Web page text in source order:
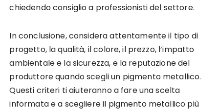
chiedendo consiglio a professionisti del settore.
In conclusione, considera attentamente il tipo di
progetto, la qualità, il colore, il prezzo, l’impatto
ambientale e la sicurezza, e la reputazione del
produttore quando scegli un pigmento metallico.
Questi criteri ti aiuteranno a fare una scelta
informata e a scegliere il pigmento metallico più